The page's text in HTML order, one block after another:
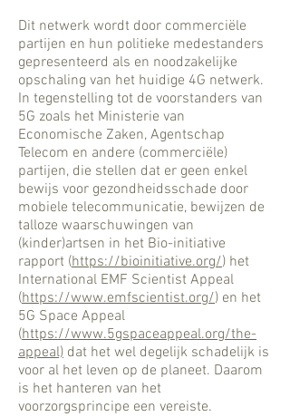
Dit netwerk wordt door commerciële
partijen en hun politieke medestanders
gepresenteerd als en noodzakelijke
opschaling van het huidige 4G netwerk.
In tegenstelling tot de voorstanders van
5G zoals het Ministerie van
Economische Zaken, Agentschap
Telecom en andere (commerciële)
partijen, die stellen dat er geen enkel
bewijs voor gezondheidsschade door
mobiele telecommunicatie, bewijzen de
talloze waarschuwingen van
(kinder)artsen in het Bio-initiative
rapport (https://bioinitiative.org/) het
International EMF Scientist Appeal
(https://www.emfscientist.org/) en het
5G Space Appeal
(https://www.5gspaceappeal.org/the-
appeal) dat het wel degelijk schadelijk is
voor al het leven op de planeet. Daarom
is het hanteren van het
voorzorgsprincipe een vereiste.